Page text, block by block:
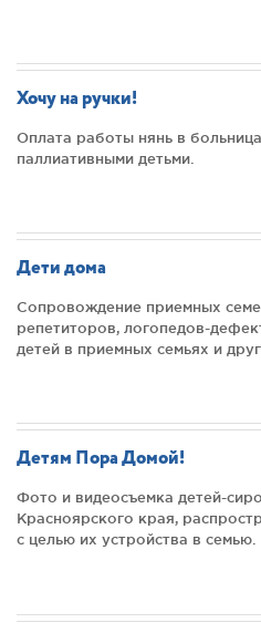
Хочу на ручки!
Оплата работы нянь в
паллиативными детьми.
Дети дома
Сопровождение приемных
репетиторов, логопедов-
детей в приемных семьях и
Детям Пора Домой!
Фото и видеосъемка детей-
Красноярского края,
с целью их устройства в семью.